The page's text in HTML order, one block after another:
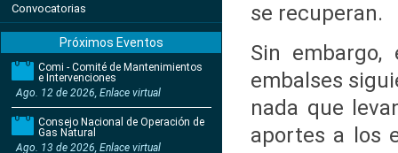
Convocatorias
Próximos Eventos
Comi - Comité de Mantenimientos
e Intervenciones
Ago. 12 de 2026, Enlace virtual
Consejo Nacional de Operación de
Gas Natural
Ago. 13 de 2026, Enlace virtual
se recuperan.
Sin
embalses
nada que
aportes a los